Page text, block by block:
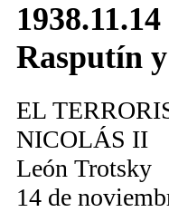
Rasputín
EL
NICOLÁS II
León Trotsky
14 de